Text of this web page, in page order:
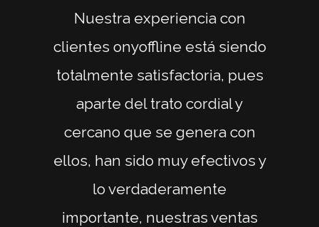
Nuestra experiencia con
clientes onyoffline está siendo
totalmente satisfactoria, pues
aparte del trato cordial y
cercano que se genera con
ellos, han sido muy efectivos y
lo verdaderamente
importante, nuestras ventas